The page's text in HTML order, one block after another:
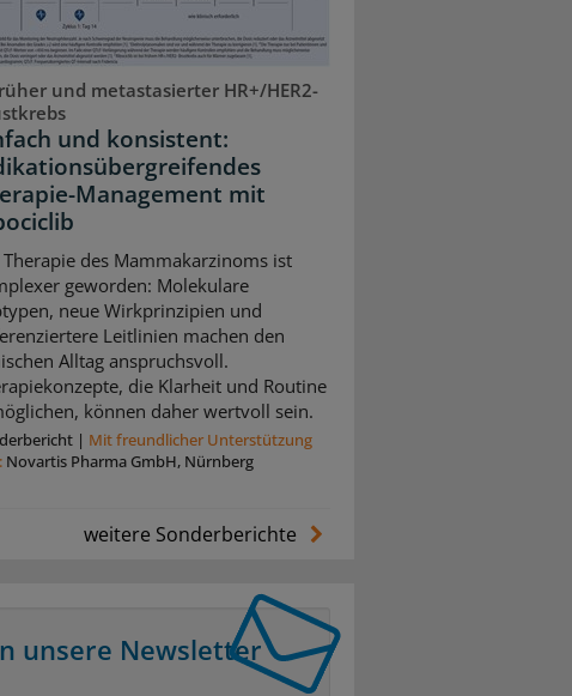
und metastasierter HR+/HER2-
und konsistent:
Management mit
Therapie des Mammakarzinoms ist
geworden: Molekulare
neue Wirkprinzipien und
Leitlinien machen den
Alltag anspruchsvoll.
die Klarheit und Routine
können daher wertvoll sein.
| Mit freundlicher Unterstützung
Novartis Pharma GmbH, Nürnberg
weitere Sonderberichte
unsere Newsletter